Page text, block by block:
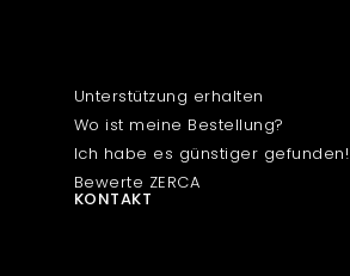
Unterstützung erhalten
Wo ist meine Bestellung?
Ich habe es günstiger gefunden!
Bewerte ZERCA
KONTAKT